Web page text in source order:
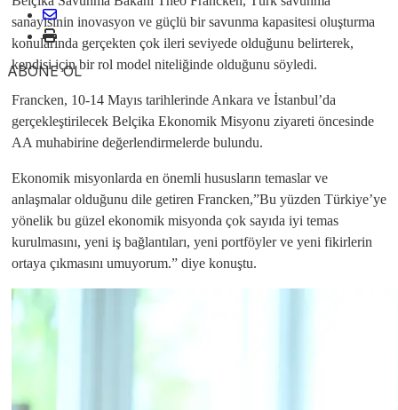
ABONE OL
sanayisinin inovasyon ve güçlü bir savunma kapasitesi oluşturma
konularında gerçekten çok ileri seviyede olduğunu belirterek,
kendisi için bir rol model niteliğinde olduğunu söyledi.
Francken, 10-14 Mayıs tarihlerinde Ankara ve İstanbul’da
gerçekleştirilecek Belçika Ekonomik Misyonu ziyareti öncesinde
AA muhabirine değerlendirmelerde bulundu.
Ekonomik misyonlarda en önemli hususların temaslar ve
anlaşmalar olduğunu dile getiren Francken,”Bu yüzden Türkiye’ye
yönelik bu güzel ekonomik misyonda çok sayıda iyi temas
kurulmasını, yeni iş bağlantıları, yeni portföyler ve yeni fikirlerin
ortaya çıkmasını umuyorum.” diye konuştu.